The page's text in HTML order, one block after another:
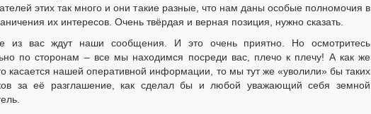
этих так много и они такие разные, что нам даны особые полномочия в
их интересов. Очень твёрдая и верная позиция, нужно сказать.
из вас ждут наши сообщения. И это очень приятно. Но осмотритесь
по сторонам – все мы находимся посреди вас, плечо к плечу! А как же
касается нашей оперативной информации, то мы тут же «уволили» бы таких
за её разглашение, как сделал бы и любой уважающий себя земной